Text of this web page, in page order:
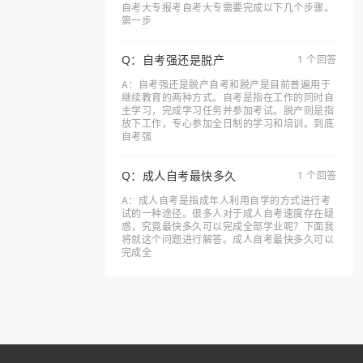
自考大专报考自考大专需要完成以下几个步骤。
第一步
Q：自考强还是脱产
1 个回答
A：自考强还是脱产自考和脱产是目前普遍用于
继续教育的两种方式。自考是指在工作的同时自
主学习，完成学习任务并参加考试。脱产则是指
放下工作，专心参加全日制的学习和培训。到底
自考强
Q：成人自考最快多久
1 个回答
A：成人自考是指成年人利用自学的方式进行考
试的一种途径。很多人对于成人自考速度存在疑
惑，究竟最快多久可以完成全部学业呢？下面我
将就这个问题进行解答。成人自考最快多久可以
完成全